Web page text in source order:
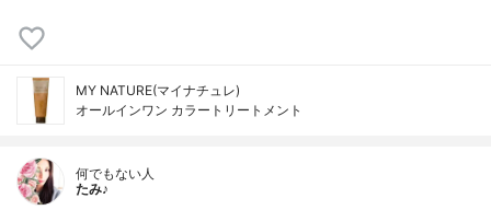
MY NATURE(マイナチュレ)
オールインワン カラートリートメント
何でもない人
たみ♪